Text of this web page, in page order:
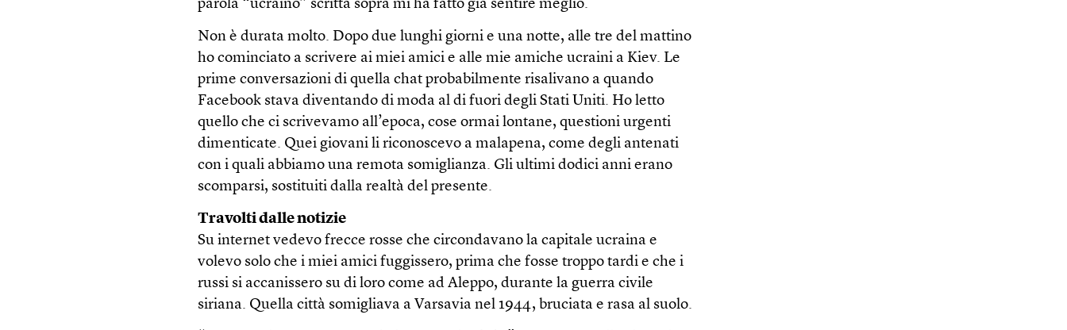
parola “ucraino” scritta sopra mi ha fatto già sentire meglio.
Non è durata molto. Dopo due lunghi giorni e una notte, alle tre del mattino
ho cominciato a scrivere ai miei amici e alle mie amiche ucraini a Kiev. Le
prime conversazioni di quella chat probabilmente risalivano a quando
Facebook stava diventando di moda al di fuori degli Stati Uniti. Ho letto
quello che ci scrivevamo all’epoca, cose ormai lontane, questioni urgenti
dimenticate. Quei giovani li riconoscevo a malapena, come degli antenati
con i quali abbiamo una remota somiglianza. Gli ultimi dodici anni erano
scomparsi, sostituiti dalla realtà del presente.
Travolti dalle notizie
Su internet vedevo frecce rosse che circondavano la capitale ucraina e
volevo solo che i miei amici fuggissero, prima che fosse troppo tardi e che i
russi si accanissero su di loro come ad Aleppo, durante la guerra civile
siriana. Quella città somigliava a Varsavia nel 1944, bruciata e rasa al suolo.